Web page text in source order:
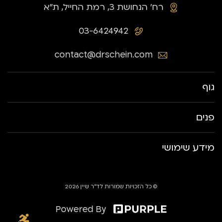
03-6424942
רח׳ הנחושת 3, רמת החייל, ת״א
contact@drschein.com
גוף
פנים
מידע שימושי
© כל הזכויות שמורות לד״ר שיין 2026
Powered By